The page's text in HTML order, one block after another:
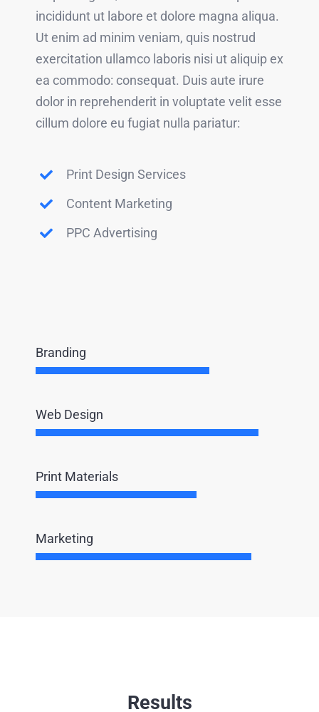
incididunt ut labore et dolore magna aliqua.
Ut enim ad minim veniam, quis nostrud
exercitation ullamco laboris nisi ut aliquip ex
ea commodo: consequat. Duis aute irure
dolor in reprehenderit in voluptate velit esse
cillum dolore eu fugiat nulla pariatur:
Print Design Services
Content Marketing
PPC Advertising
Branding
Web Design
Print Materials
Marketing
Results